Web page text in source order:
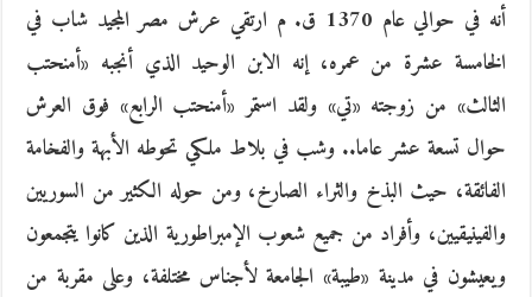
أنه في حوالي عام 1370 ق. م ارتقي عرش مصر المجيد شاب في
الخامسة عشرة من عمره، إنه الابن الوحيد الذي أنجبه «أمنحتب
الثالث» من زوجته «تي» ولقد استمر «أمنحتب الرابع» فوق العرش
حوال تسعة عشر عاما.. وشب في بلاط ملكي تحوطه الأبهة والفخامة
الفائقة، حيث البذخ والثراء الصارخ، ومن حوله الكثير من السوريين
والفينيقيين، وأفراد من جميع شعوب الإمبراطورية الذين كانوا يتجمعون
ويعيشون في مدينة «طيبة» الجامعة لأجناس مختلفة، وعلى مقربة من